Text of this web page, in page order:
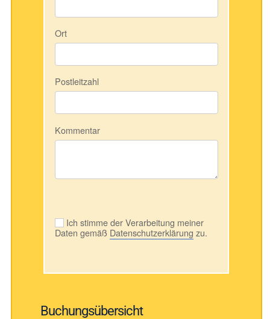
Ort
Postleitzahl
Kommentar
Ich stimme der Verarbeitung meiner
Daten gemäß Datenschutzerklärung zu.
Buchungsübersicht